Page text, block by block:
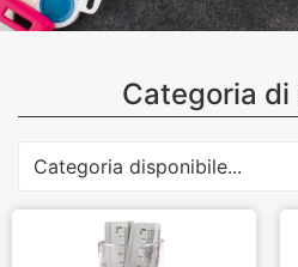
Categoria
Categoria disponibile...